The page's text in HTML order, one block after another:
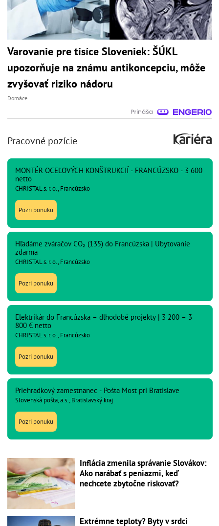
Varovanie pre tisíce Sloveniek: ŠÚKL
upozorňuje na známu antikoncepciu, môže
zvyšovať riziko nádoru
Domáce
Pracovné pozície
MONTÉR OCEĽOVÝCH KONŠTRUKCIÍ - FRANCÚZSKO - 3 600
netto
CHRISTAL s. r. o., Francúzsko
Pozri ponuku
Hľadáme zváračov CO₂ (135) do Francúzska | Ubytovanie
zdarma
CHRISTAL s. r. o., Francúzsko
Pozri ponuku
Elektrikár do Francúzska – dlhodobé projekty | 3 200 – 3
800 € netto
CHRISTAL s. r. o., Francúzsko
Pozri ponuku
Priehradkový zamestnanec - Pošta Most pri Bratislave
Slovenská pošta, a.s., Bratislavský kraj
Pozri ponuku
Inflácia zmenila správanie Slovákov:
Ako narábať s peniazmi, keď
nechcete zbytočne riskovať?
Extrémne teploty? Byty v srdci